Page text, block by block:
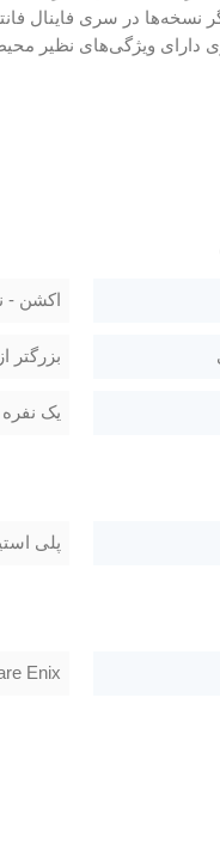
نسخه‌ها در سری فاینال
ویژگی‌های نظیر
اکشن -
بزرگتر از ۱۶ سال
یک نفره
پلی
Enix